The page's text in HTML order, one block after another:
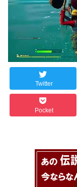
Twitter
Pocket